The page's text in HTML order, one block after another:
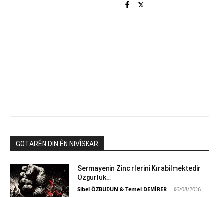
GOTARÊN DIN ÊN NIVÎSKAR
Sermayenin Zincirlerini Kırabilmektedir
Özgürlük…
Sibel ÖZBUDUN & Temel DEMİRER - 06/08/2026